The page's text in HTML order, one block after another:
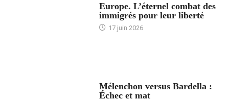
Europe. L’éternel combat des
immigrés pour leur liberté
17 juin 2026
Mélenchon versus Bardella :
Échec et mat